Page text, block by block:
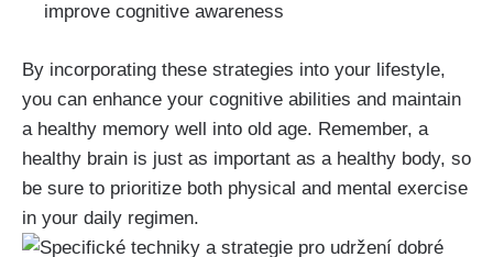
improve cognitive awareness
By incorporating these strategies into your lifestyle,
you can enhance your cognitive abilities and maintain
a healthy memory well into old age. Remember, a
healthy brain is just as important as a healthy body, so
be sure to prioritize both physical and mental exercise
in your daily regimen.